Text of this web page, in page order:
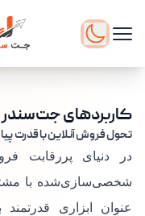
کاربردهای جت‌سندر
تحول فروش آنلاین با قدرت
در دنیای پررقابت
شخصی‌سازی‌شده با
عنوان ابزاری